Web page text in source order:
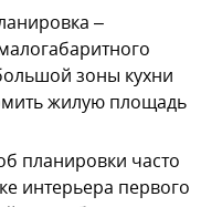
–
зоны кухни
жилую площадь
планировки часто
интерьера первого